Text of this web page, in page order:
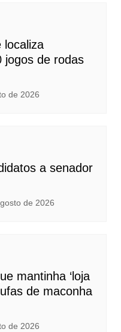
localiza
jogos de rodas
de 2026
a senador
de 2026
mantinha ‘loja
de maconha
de 2026